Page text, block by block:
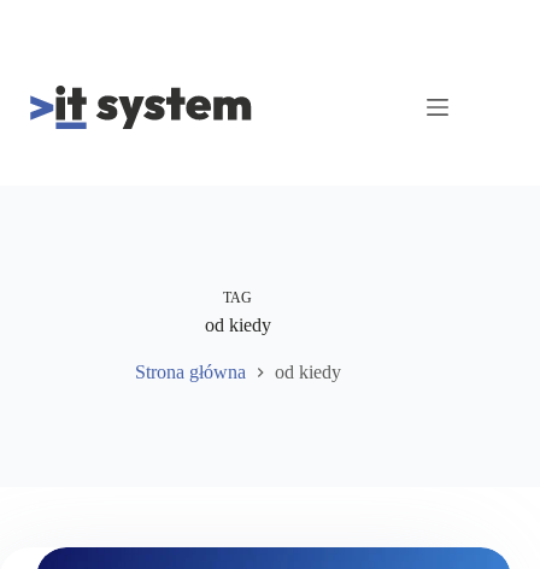
TAG
od kiedy
Strona główna od kiedy